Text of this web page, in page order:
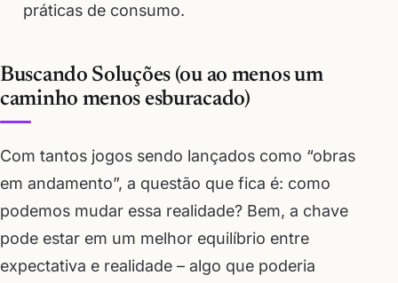
práticas de consumo.
Buscando Soluções (ou ao menos um
caminho menos esburacado)
Com tantos jogos sendo lançados como “obras
em andamento”, a questão que fica é: como
podemos mudar essa realidade? Bem, a chave
pode estar em um melhor equilíbrio entre
expectativa e realidade – algo que poderia